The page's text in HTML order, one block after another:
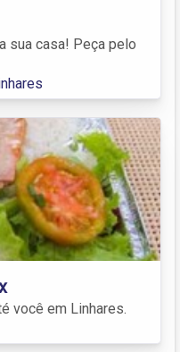
sua casa! Peça pelo
você em Linhares.